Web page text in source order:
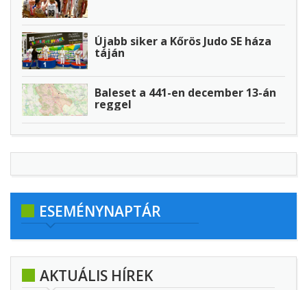
Újabb siker a Kőrös Judo SE háza
táján
Baleset a 441-en december 13-án
reggel
ESEMÉNYNAPTÁR
AKTUÁLIS HÍREK